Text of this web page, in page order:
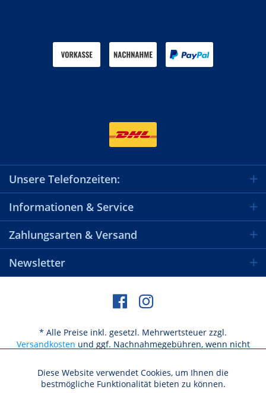
Unsere Telefonzeiten:
Informationen & Service
Zahlungsarten & Versand
Newsletter
* Alle Preise inkl. gesetzl. Mehrwertsteuer zzgl.
Versandkosten und ggf. Nachnahmegebühren, wenn nicht
Funktionale
Aktiv
Diese Website verwendet Cookies, um Ihnen die
bestmögliche Funktionalität bieten zu können.